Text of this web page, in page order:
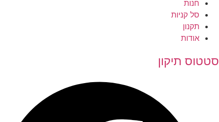
חנות
סל קניות
תקנון
אודות
סטטוס תיקון